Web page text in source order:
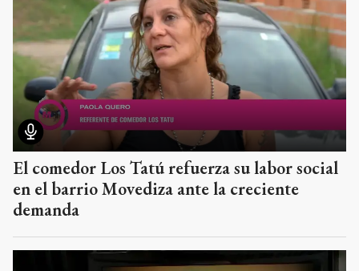
El comedor Los Tatú refuerza su labor social
en el barrio Movediza ante la creciente
demanda